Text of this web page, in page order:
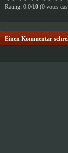
Rating: 0.0/10 (0 votes
Einen Kommentar